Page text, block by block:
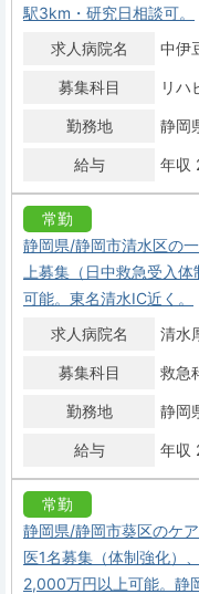
駅3km・研究日相談可。
求人病院名
中伊
募集科目 リハ
勤務地 静岡
給与 年収
常勤
静岡県/静岡市清水区の
上募集（日中救急受入
可能。東名清水IC近く。
求人病院名
清水
募集科目 救急
勤務地 静岡
給与 年収
常勤
静岡県/静岡市葵区のケ
医1名募集（体制強化）
2,000万円以上可能。静